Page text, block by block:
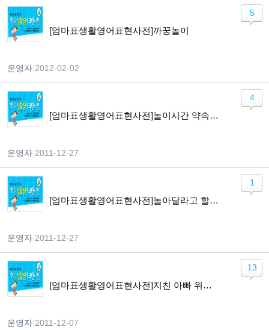
[엄마표생활영어표현사전]까꿍놀이
운영자 2012-02-02
5
[엄마표생활영어표현사전]놀이시간 약속하기
운영자 2011-12-27
4
[엄마표생활영어표현사전]놀아달라고 할 때
운영자 2011-12-27
1
[엄마표생활영어표현사전]지친 아빠 위로하기
운영자 2011-12-07
13